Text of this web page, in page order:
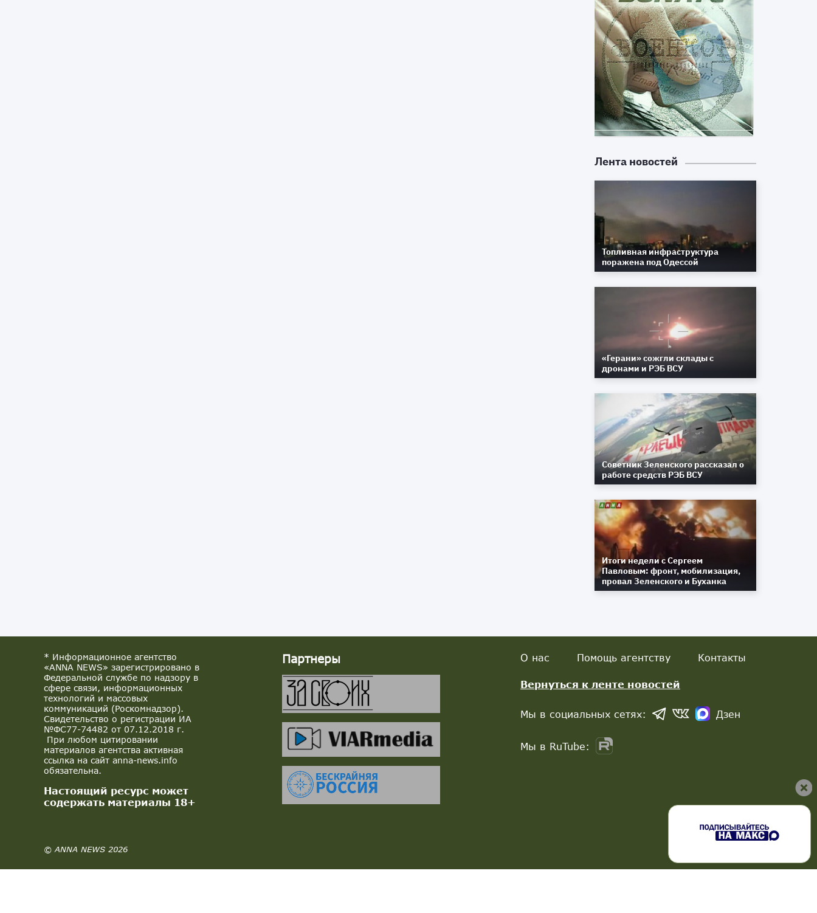
Лента новостей
Топливная инфраструктура
поражена под Одессой
«Герани» сожгли склады с
дронами и РЭБ ВСУ
Советник Зеленского рассказал о
работе средств РЭБ ВСУ
Итоги недели с Сергеем
Павловым: фронт, мобилизация,
провал Зеленского и Буханка
* Информационное агентство
«ANNA NEWS» зарегистрировано в
Федеральной службе по надзору в
сфере связи, информационных
технологий и массовых
коммуникаций (Роскомнадзор).
Свидетельство о регистрации ИА
№ФС77-74482 от 07.12.2018 г.
При любом цитировании
материалов агентства активная
ссылка на сайт anna-news.info
обязательна.
Настоящий ресурс может
содержать материалы 18+
© ANNA NEWS 2026
Партнеры О нас Помощь агентству Контакты
Вернуться к ленте новостей
Мы в социальных сетях: Дзен
Мы в RuTube: